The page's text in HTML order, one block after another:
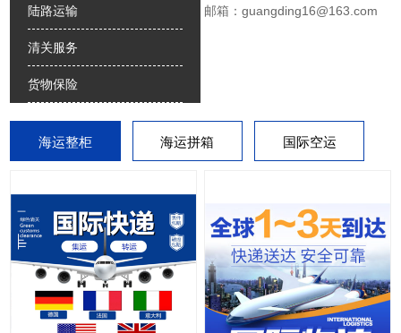
陆路运输
清关服务
货物保险
邮箱：guangding16@163.com
海运整柜 海运拼箱 国际空运